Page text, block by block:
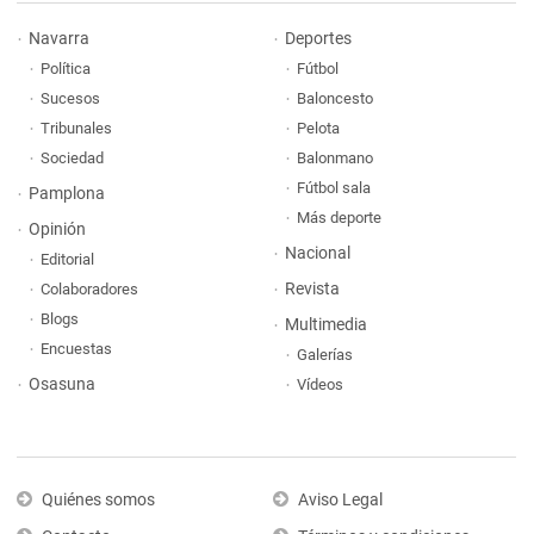
Navarra
Política
Sucesos
Tribunales
Sociedad
Pamplona
Opinión
Editorial
Colaboradores
Blogs
Encuestas
Osasuna
Deportes
Fútbol
Baloncesto
Pelota
Balonmano
Fútbol sala
Más deporte
Nacional
Revista
Multimedia
Galerías
Vídeos
Quiénes somos
Aviso Legal